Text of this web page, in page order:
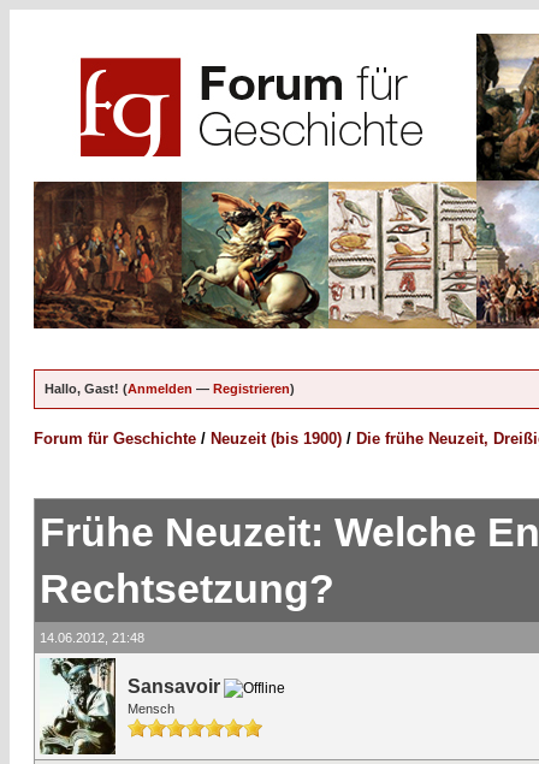
Hallo, Gast! (Anmelden — Registrieren)
Forum für Geschichte / Neuzeit (bis 1900) / Die frühe Neuzeit,
Frühe Neuzeit: Welche
Rechtsetzung?
14.06.2012, 21:48
Sansavoir
Mensch